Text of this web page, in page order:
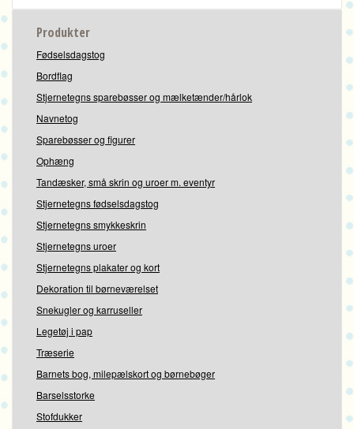
Produkter
Fødselsdagstog
Bordflag
Stjernetegns sparebøsser og mælketænder/hårlok
Navnetog
Sparebøsser og figurer
Ophæng
Tandæsker, små skrin og uroer m. eventyr
Stjernetegns fødselsdagstog
Stjernetegns smykkeskrin
Stjernetegns uroer
Stjernetegns plakater og kort
Dekoration til børneværelset
Snekugler og karruseller
Legetøj i pap
Træserie
Barnets bog, milepælskort og børnebøger
Barselsstorke
Stofdukker